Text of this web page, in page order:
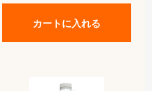
カートに入れる